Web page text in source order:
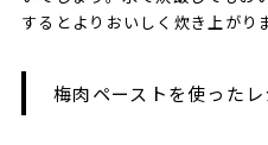
するとよりおいしく炊き上がり
梅肉ペーストを使ったレ